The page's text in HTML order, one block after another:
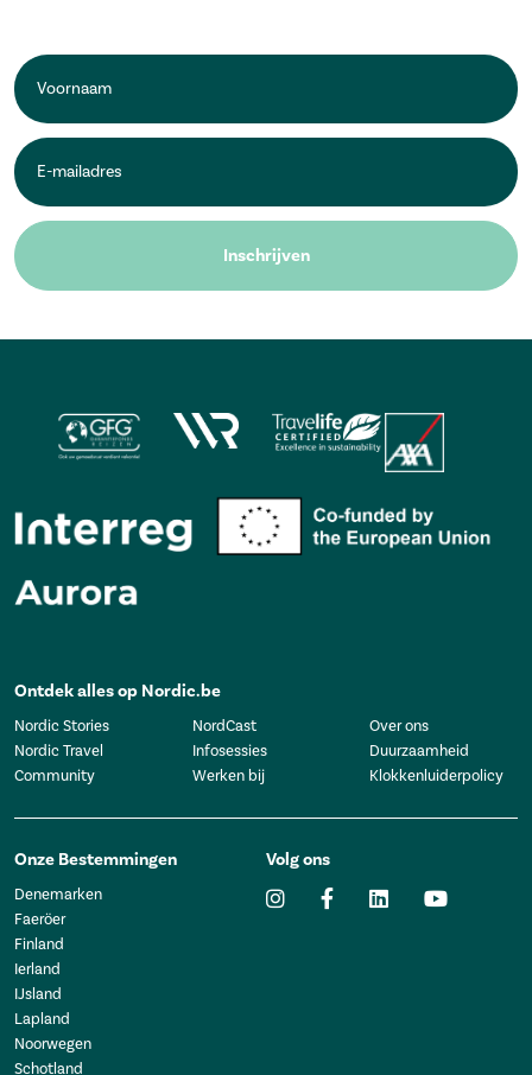
Voornaam
E-
mailadres *
Inschrijven
Ontdek alles op Nordic.be
Nordic Stories
Nordic Travel
Community
NordCast
Infosessies
Werken bij
Over ons
Duurzaamheid
Klokkenluiderpolicy
Onze Bestemmingen
Denemarken
Faeröer
Finland
Ierland
IJsland
Lapland
Noorwegen
Schotland
Volg ons